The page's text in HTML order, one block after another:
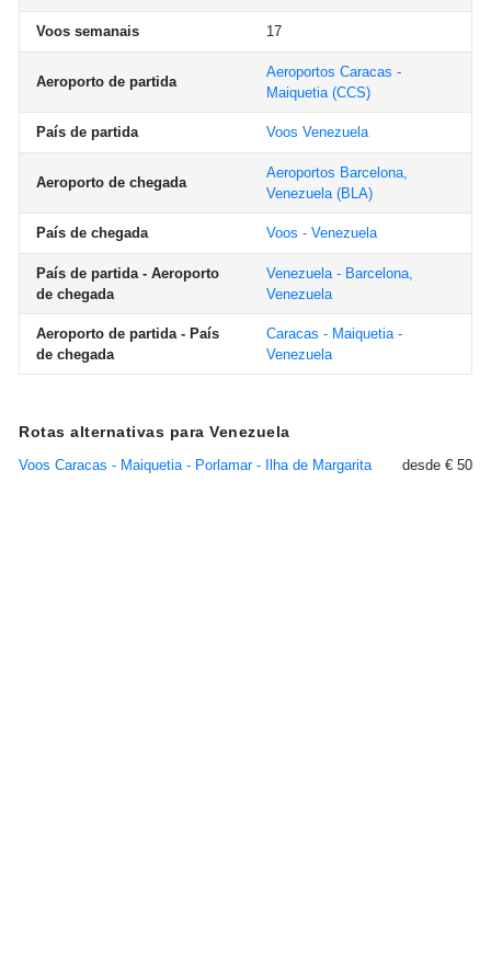
Voos semanais 17
Aeroporto de partida
Aeroportos Caracas -
Maiquetia(CCS)
País de partida Voos Venezuela
Aeroporto de chegada
Aeroportos Barcelona,
Venezuela(BLA)
País de chegada Voos - Venezuela
País de partida - Aeroporto
de chegada
Venezuela - Barcelona,
Venezuela
Aeroporto de partida - País
de chegada
Caracas - Maiquetia -
Venezuela
Rotas alternativas para Venezuela
Voos Caracas - Maiquetia - Porlamar - Ilha de Margarita desde € 50